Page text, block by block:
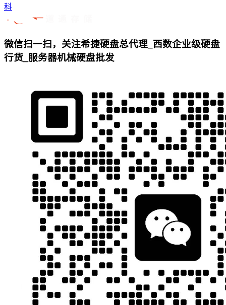
科
微信扫一扫，关注希捷硬盘总代理_西数企业级硬盘
行货_服务器机械硬盘批发